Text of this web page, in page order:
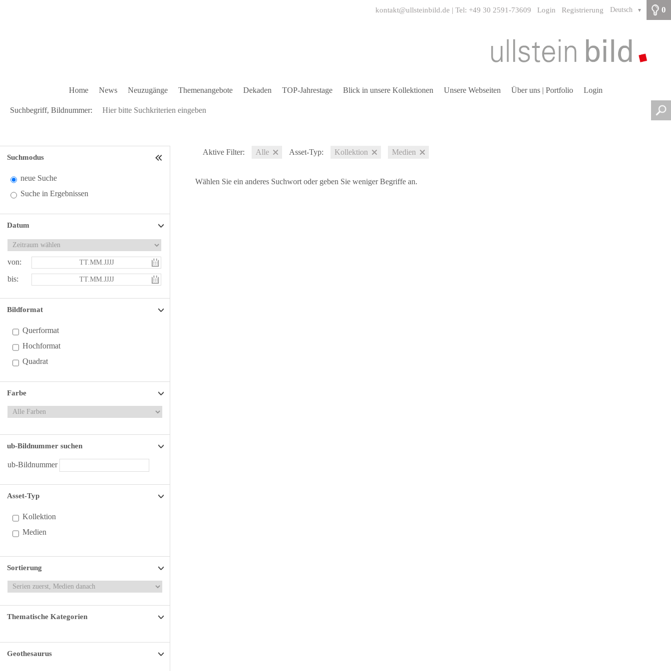
0
Deutsch ▼
kontakt@ullsteinbild.de | Tel: +49 30 2591-73609 Login Registrierung
Home News Neuzugänge Themenangebote Dekaden TOP-Jahrestage Blick in unsere Kollektionen Unsere Webseiten Über uns | Portfolio Login
Suchbegriff, Bildnummer:
Suchmodus
neue Suche
Suche in Ergebnissen
Datum
von:
bis:
Bildformat
Querformat
Hochformat
Quadrat
Farbe
ub-Bildnummer suchen
ub-Bildnummer
Asset-Typ
Kollektion
Medien
Sortierung
Thematische Kategorien
Geothesaurus
Aktive Filter: Alle Asset-Typ: Kollektion Medien
Wählen Sie ein anderes Suchwort oder geben Sie weniger Begriffe an.